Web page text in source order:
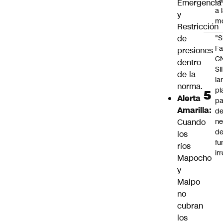
Emergencia
y
Restricción
de
presiones
dentro
de la
norma.
Alerta
Amarilla:
Cuando
los
ríos
Mapocho
y
Maipo
no
cubran
los
a
SII
de